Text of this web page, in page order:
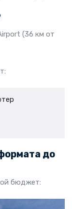
(36 км от
до
бюджет: